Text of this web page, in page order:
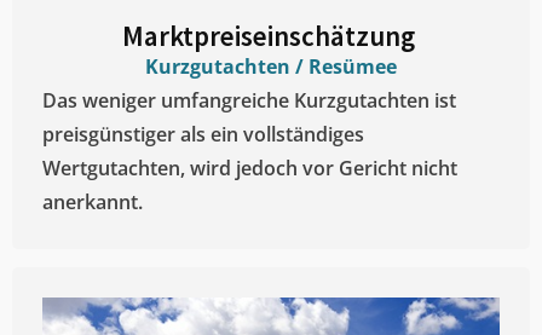
Marktpreiseinschätzung ​
Kurzgutachten / Resümee
Das weniger umfangreiche Kurzgutachten ist
preisgünstiger als ein vollständiges
Wertgutachten, wird jedoch vor Gericht nicht
anerkannt.